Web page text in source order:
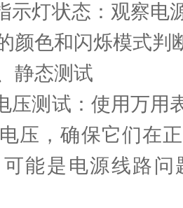
灯状态：观察电
颜色和闪烁模式判
态测试
测试：使用万用
压，确保它们在
能是电源线路